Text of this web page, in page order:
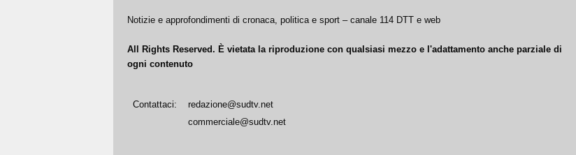
Notizie e approfondimenti di cronaca, politica e sport – canale 114 DTT e web
All Rights Reserved. È vietata la riproduzione con qualsiasi mezzo e l'adattamento anche parziale di
ogni contenuto
Contattaci:
redazione@sudtv.net
commerciale@sudtv.net